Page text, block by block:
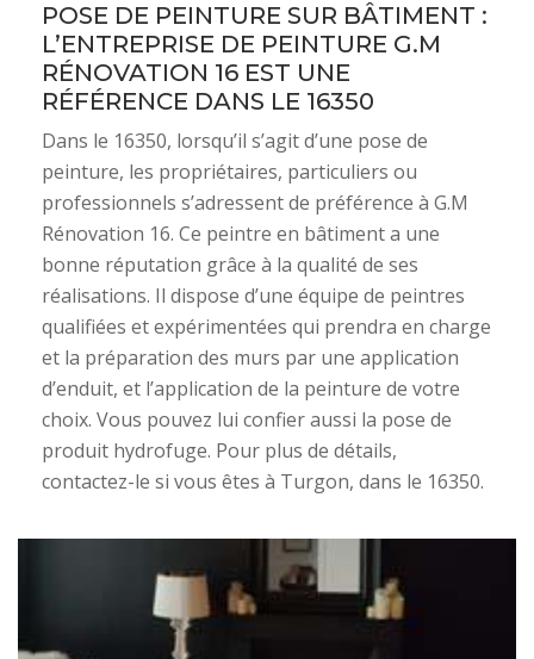
POSE DE PEINTURE SUR BÂTIMENT :
L’ENTREPRISE DE PEINTURE G.M
RÉNOVATION 16 EST UNE
RÉFÉRENCE DANS LE 16350
Dans le 16350, lorsqu’il s’agit d’une pose de
peinture, les propriétaires, particuliers ou
professionnels s’adressent de préférence à G.M
Rénovation 16. Ce peintre en bâtiment a une
bonne réputation grâce à la qualité de ses
réalisations. Il dispose d’une équipe de peintres
qualifiées et expérimentées qui prendra en charge
et la préparation des murs par une application
d’enduit, et l’application de la peinture de votre
choix. Vous pouvez lui confier aussi la pose de
produit hydrofuge. Pour plus de détails,
contactez-le si vous êtes à Turgon, dans le 16350.